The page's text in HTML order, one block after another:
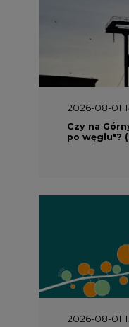
2026-08-01
Czy na
po węglu"?
2026-08-01